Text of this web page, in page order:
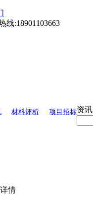
线:18901103663
材料评析 项目招标资讯
详情